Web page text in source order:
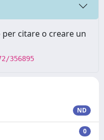
citare o creare un
356895
ND
0